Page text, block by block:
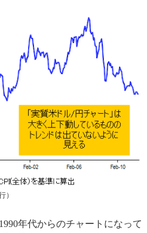
）
年代からのチャートになって